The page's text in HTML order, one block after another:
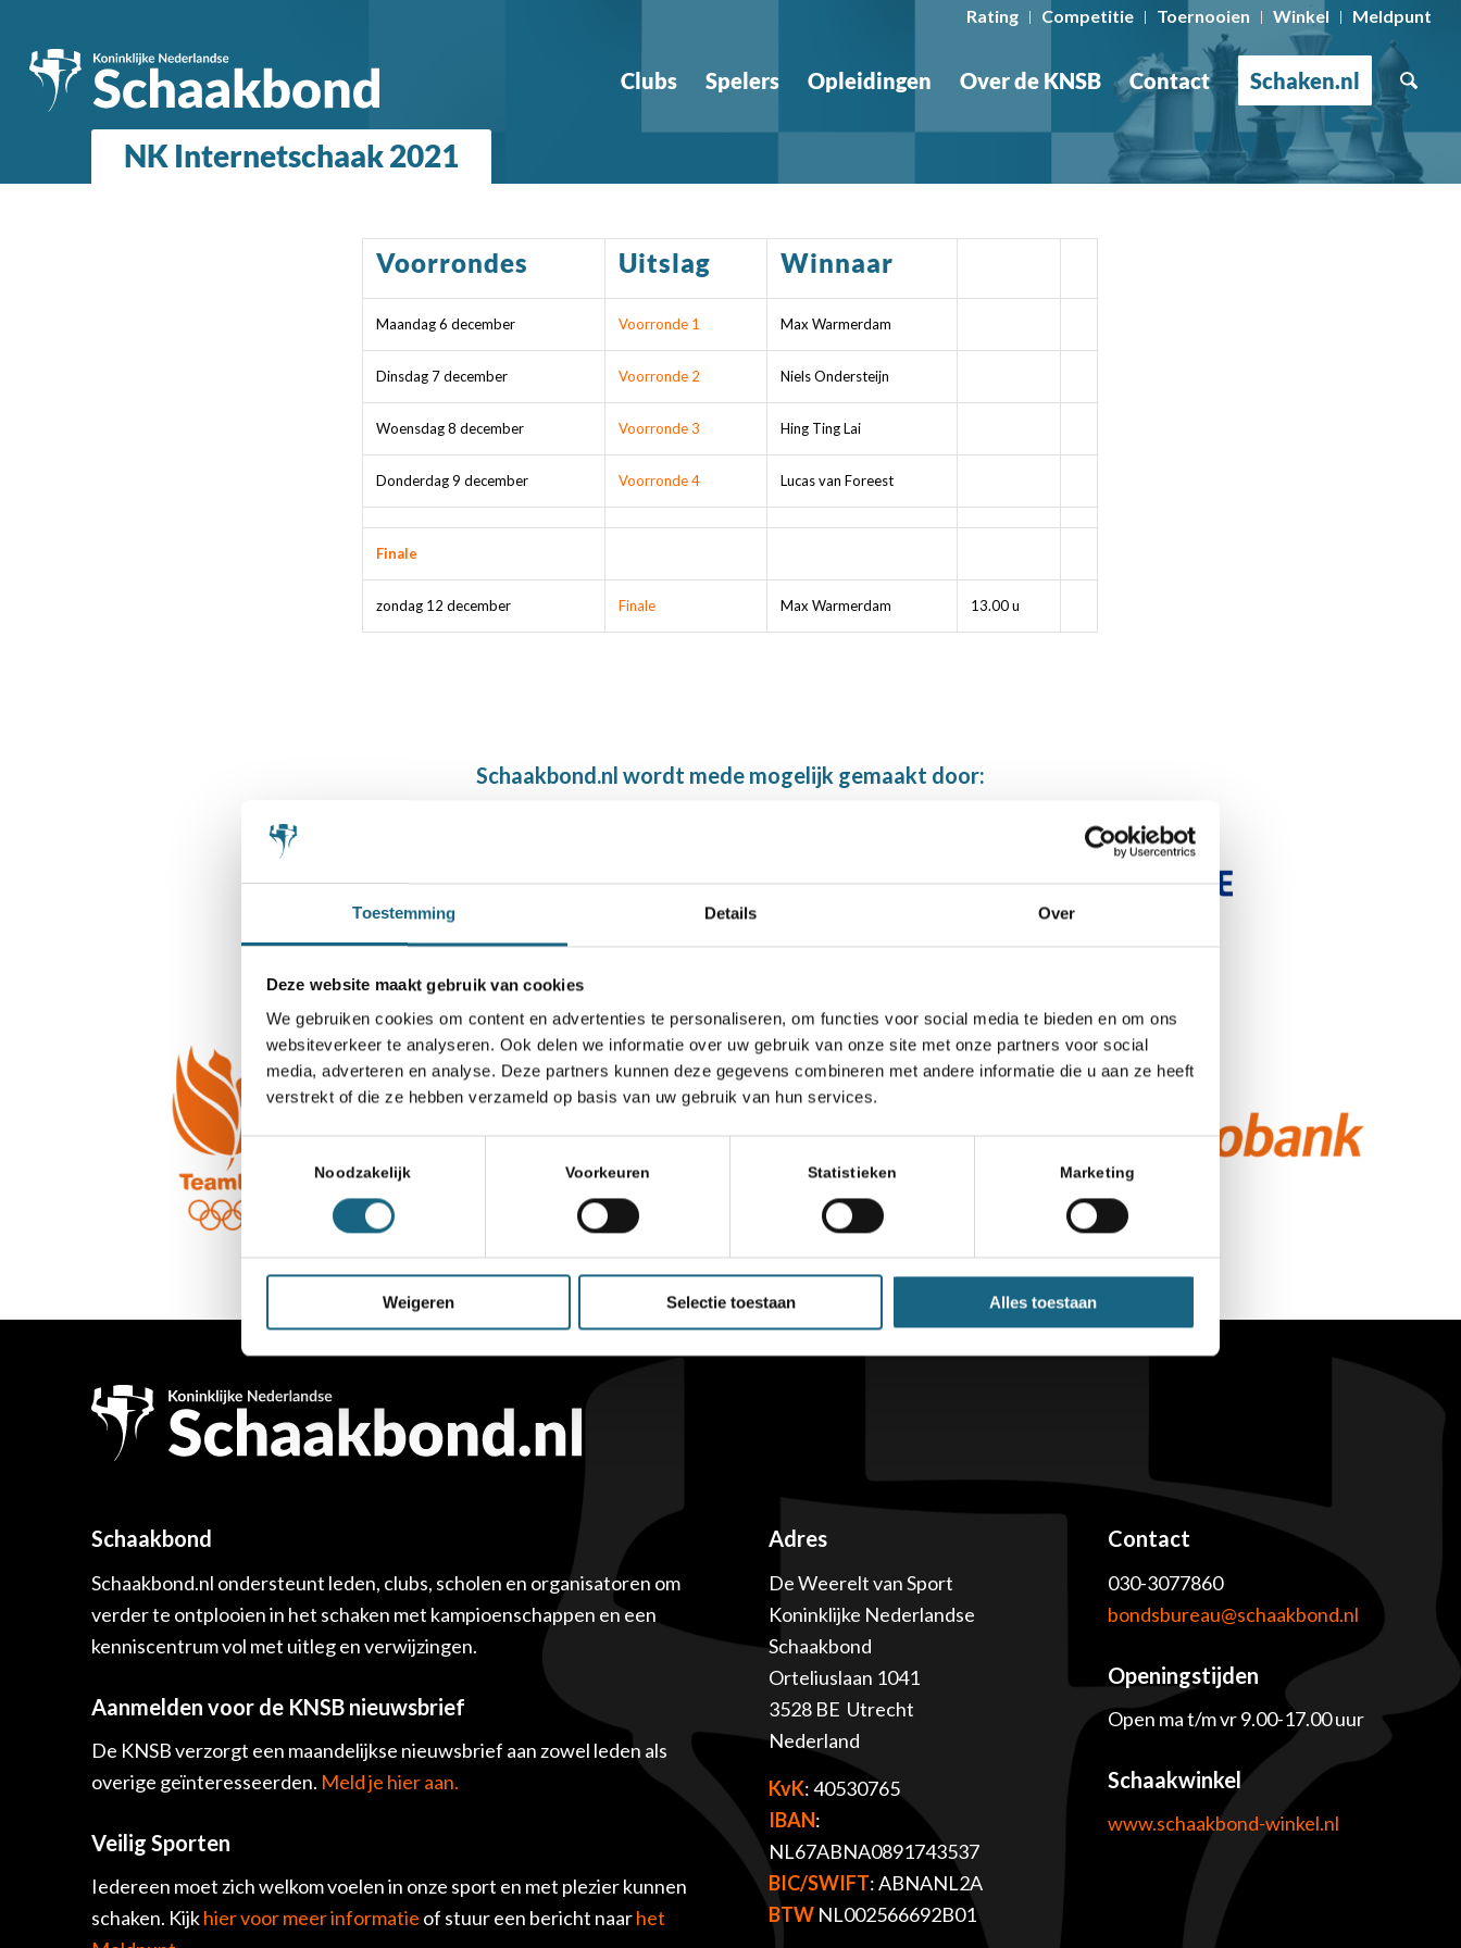
Toestemming Details Over
Deze website maakt gebruik van cookies
We gebruiken cookies om content en advertenties te personaliseren, om functies voor social media te bieden en om ons
websiteverkeer te analyseren. Ook delen we informatie over uw gebruik van onze site met onze partners voor social
media, adverteren en analyse. Deze partners kunnen deze gegevens combineren met andere informatie die u aan ze heeft
verstrekt of die ze hebben verzameld op basis van uw gebruik van hun services.
Noodzakelijk Voorkeuren Statistieken Marketing
Weigeren Selectie toestaan Alles toestaan
Rating Competitie Toernooien Winkel Meldpunt
Clubs Spelers Opleidingen Over de KNSB Contact Schaken.nl
NK Internetschaak 2021
Voorrondes Uitslag Winnaar
Maandag 6 december Voorronde 1 Max Warmerdam
Dinsdag 7 december Voorronde 2 Niels Ondersteijn
Woensdag 8 december Voorronde 3 Hing Ting Lai
Donderdag 9 december Voorronde 4 Lucas van Foreest
Finale
zondag 12 december Finale Max Warmerdam 13.00 u
Schaakbond.nl wordt mede mogelijk gemaakt door:
Schaakbond
Schaakbond.nl ondersteunt leden, clubs, scholen en organisatoren om
verder te ontplooien in het schaken met kampioenschappen en een
kenniscentrum vol met uitleg en verwijzingen.
Aanmelden voor de KNSB nieuwsbrief
De KNSB verzorgt een maandelijkse nieuwsbrief aan zowel leden als
overige geïnteresseerden. Meld je hier aan.
Veilig Sporten
Iedereen moet zich welkom voelen in onze sport en met plezier kunnen
schaken. Kijkhier voor meer informatie of stuur een bericht naarhet
Adres
De Weerelt van Sport
Koninklijke Nederlandse
Schaakbond
Orteliuslaan 1041
3528 BE Utrecht
Nederland
KvK: 40530765
IBAN:
NL67ABNA0891743537
BIC/SWIFT: ABNANL2A
BTW NL002566692B01
Contact
030-3077860
bondsbureau@schaakbond.nl
Openingstijden
Open ma t/m vr 9.00-17.00 uur
Schaakwinkel
www.schaakbond-winkel.nl